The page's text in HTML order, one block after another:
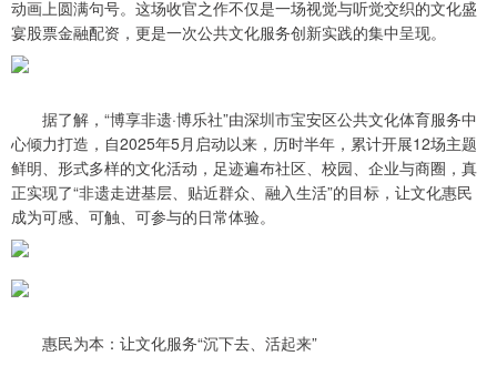
动画上圆满句号。这场收官之作不仅是一场视觉与听觉交织的文化盛
宴股票金融配资，更是一次公共文化服务创新实践的集中呈现。
据了解，“博享非遗·博乐社”由深圳市宝安区公共文化体育服务中
心倾力打造，自2025年5月启动以来，历时半年，累计开展12场主题
鲜明、形式多样的文化活动，足迹遍布社区、校园、企业与商圈，真
正实现了“非遗走进基层、贴近群众、融入生活”的目标，让文化惠民
成为可感、可触、可参与的日常体验。
惠民为本：让文化服务“沉下去、活起来”